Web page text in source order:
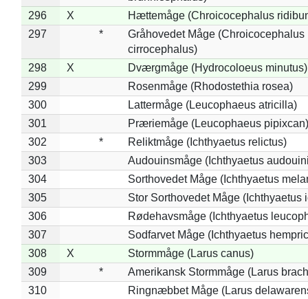
296
X
Hættemåge (Chroicocephalus
297
*
Gråhovedet Måge (Chroicocephalus
cirrocephalus)
298
X
Dværgmåge (Hydrocoloeus minutus)
299
Rosenmåge (Rhodostethia rosea)
300
Lattermåge (Leucophaeus atricilla)
301
Præriemåge (Leucophaeus pipixcan)
302
*
Reliktmåge (Ichthyaetus relictus)
303
Audouinsmåge (Ichthyaetus
304
Sorthovedet Måge (Ichthyaetus
305
Stor Sorthovedet Måge (Ichthyaetus
306
Rødehavsmåge (Ichthyaetus
307
Sodfarvet Måge (Ichthyaetus
308
X
Stormmåge (Larus canus)
309
*
Amerikansk Stormmåge (Larus
310
Ringnæbbet Måge (Larus